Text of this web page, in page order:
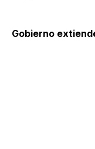
Gobierno